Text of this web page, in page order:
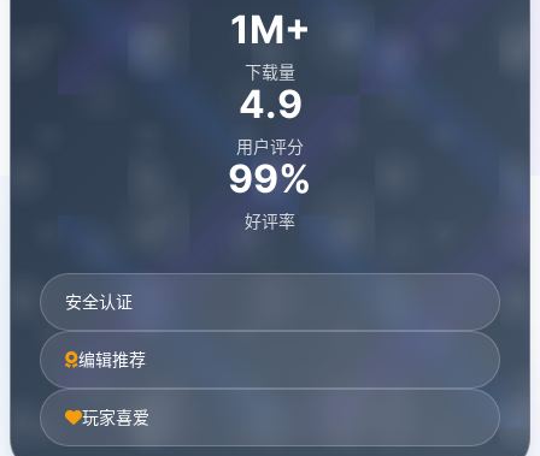
1M+
下载量
4.9
用户评分
99%
好评率
安全认证
编辑推荐
玩家喜爱